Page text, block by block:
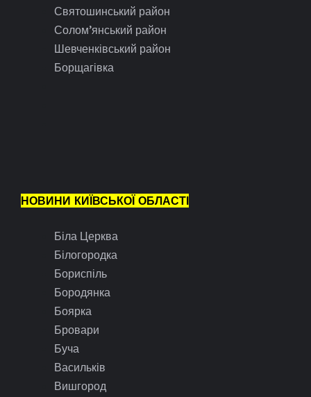
Святошинський район
Солом’янський район
Шевченківський район
Борщагівка
НОВИНИ КИЇВСЬКОЇ ОБЛАСТІ
Біла Церква
Білогородка
Бориспіль
Бородянка
Боярка
Бровари
Буча
Васильків
Вишгород